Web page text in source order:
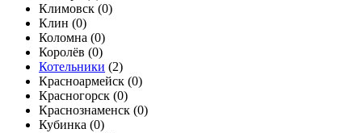
Климовск (0)
Клин (0)
Коломна (0)
Королёв (0)
Котельники (2)
Красноармейск (0)
Красногорск (0)
Краснознаменск (0)
Кубинка (0)